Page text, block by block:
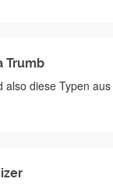
Trumb
also diese Typen